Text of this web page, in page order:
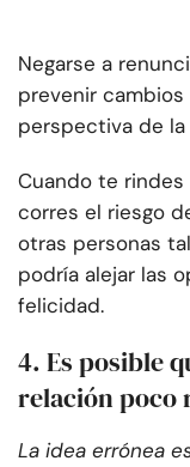
Negarse a
prevenir
perspectiva de la
Cuando te rindes
corres el riesgo
otras personas
podría alejar las
felicidad.
4. Es posible
relación poco
La idea errónea